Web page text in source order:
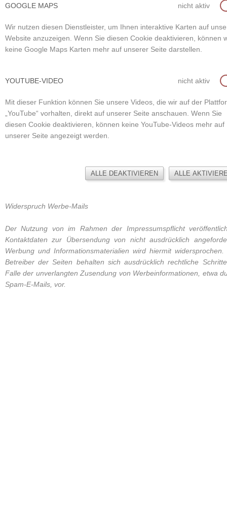
GOOGLE MAPS nicht aktiv
Wir nutzen diesen Dienstleister, um Ihnen interaktive Karten auf
Website anzuzeigen. Wenn Sie diesen Cookie deaktivieren, können
keine Google Maps Karten mehr auf unserer Seite darstellen.
YOUTUBE-VIDEO nicht aktiv
Mit dieser Funktion können Sie unsere Videos, die wir auf der
„YouTube“ vorhalten, direkt auf unserer Seite anschauen. Wenn Sie
diesen Cookie deaktivieren, können keine YouTube-Videos mehr auf
unserer Seite angezeigt werden.
ALLE DEAKTIVIEREN ALLE
Widerspruch Werbe-Mails
Der Nutzung von im Rahmen der Impressumspflicht
Kontaktdaten zur Übersendung von nicht ausdrücklich
Werbung und Informationsmaterialien wird hiermit widersprochen.
Betreiber der Seiten behalten sich ausdrücklich rechtliche
Falle der unverlangten Zusendung von Werbeinformationen, etwa
Spam-E-Mails, vor.